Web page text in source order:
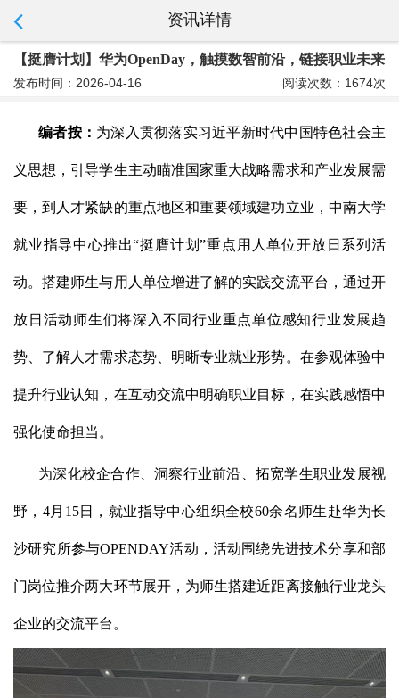
资讯详情
【挺膺计划】华为OpenDay，触摸数智前沿，链接职业未来
发布时间：2026-04-16 阅读次数：1674次
编者按： 为深入贯彻落实习近平新时代中国特色社会主
义思想，引导学生主动瞄准国家重大战略需求和产业发展需
要，到人才紧缺的重点地区和重要领域建功立业，中南大学
就业指导中心推出“挺膺计划”重点用人单位开放日系列活
动。搭建师生与用人单位增进了解的实践交流平台，通过开
放日活动师生们将深入不同行业重点单位感知行业发展趋
势、了解人才需求态势、明晰专业就业形势。在参观体验中
提升行业认知，在互动交流中明确职业目标，在实践感悟中
强化使命担当。
为深化校企合作、洞察行业前沿、拓宽学生职业发展视
野，4月15日，就业指导中心组织全校60余名师生赴华为长
沙研究所参与OPENDAY活动，活动围绕先进技术分享和部
门岗位推介两大环节展开，为师生搭建近距离接触行业龙头
企业的交流平台。